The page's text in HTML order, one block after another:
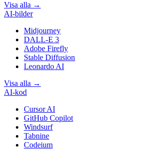
Visa alla →
AI-bilder
Midjourney
DALL-E 3
Adobe Firefly
Stable Diffusion
Leonardo AI
Visa alla →
AI-kod
Cursor AI
GitHub Copilot
Windsurf
Tabnine
Codeium